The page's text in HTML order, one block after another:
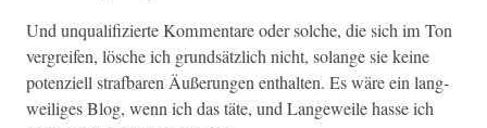
Und unqual­i­fizierte Kom­mentare oder solche, die sich im Ton
ver­greifen, lösche ich grund­sät­zlich nicht, solange sie keine
poten­ziell straf­baren Äußerun­gen enthal­ten. Es wäre ein lang­
weiliges Blog, wenn ich das täte, und Langeweile has­se ich